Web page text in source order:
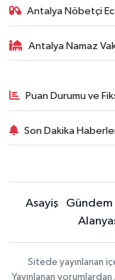
Antalya Nöbetçi
Antalya Namaz
Puan Durumu ve
Son Dakika
Asayiş Gündem
Sitede yayınlanan
Yayınlanan